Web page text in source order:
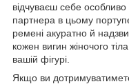
відчуваєш себе особливо
партнера в цьому
ремені акуратно й
кожен вигин жіночого
вашій фігурі.
Якщо ви